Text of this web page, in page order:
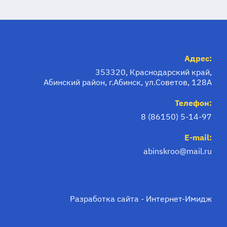
Адрес:
353320, Краснодарский край,
Абинский район, г.Абинск, ул.Советов, 128А
Телефон:
8 (86150) 5-14-97
E-mail:
abinskroo@mail.ru
Разработка сайта - Интернет-Имидж